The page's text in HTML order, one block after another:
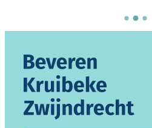
Gemeente Beveren-